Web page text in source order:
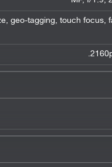
size, geo-tagging, touch